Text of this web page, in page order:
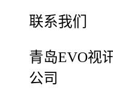
联系我们
青岛EVO视
公司